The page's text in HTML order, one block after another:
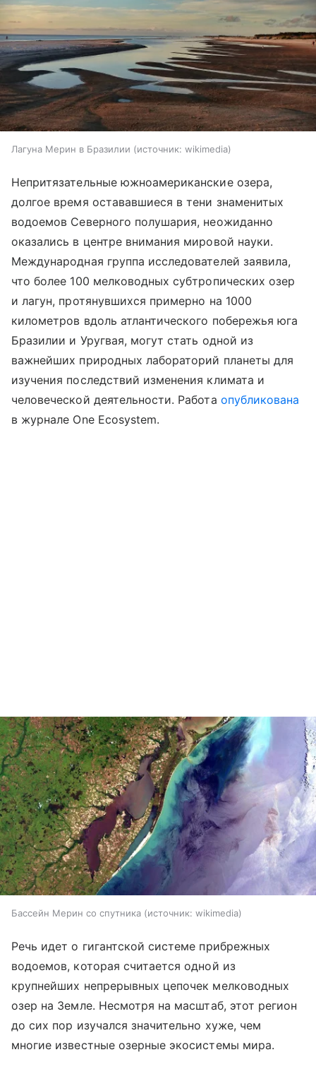
Лагуна Мерин в Бразилии источник: wikimedia
Непритязательные южноамериканские озера,
долгое время остававшиеся в тени знаменитых
водоемов Северного полушария, неожиданно
оказались в центре внимания мировой науки.
Международная группа исследователей заявила,
что более 100 мелководных субтропических озер
и лагун, протянувшихся примерно на 1000
километров вдоль атлантического побережья юга
Бразилии и Уругвая, могут стать одной из
важнейших природных лабораторий планеты для
изучения последствий изменения климата и
человеческой деятельности. Работа опубликована
в журнале One Ecosystem.
Бассейн Мерин со спутника источник: wikimedia
Речь идет о гигантской системе прибрежных
водоемов, которая считается одной из
крупнейших непрерывных цепочек мелководных
озер на Земле. Несмотря на масштаб, этот регион
до сих пор изучался значительно хуже, чем
многие известные озерные экосистемы мира.